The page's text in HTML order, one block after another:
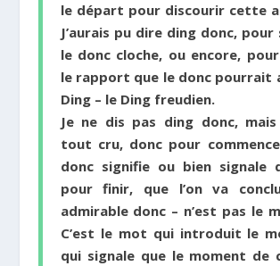
le départ pour discourir cette
J’aurais pu dire ding donc,
le donc cloche, ou encore,
le rapport que le donc pourrait
Ding – le Ding freudien.
Je ne dis pas ding donc,
tout cru, donc pour
donc signifie ou bien signale
pour finir, que l’on va
admirable donc – n’est pas le
C’est le mot qui introduit le
qui signale que le moment de